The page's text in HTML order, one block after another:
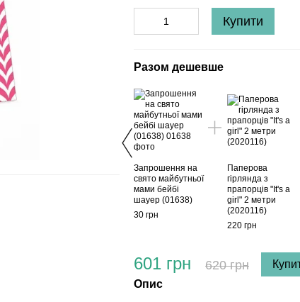
Купити
Разом дешевше
Запрошення на
свято майбутньої
мами бейбі
шауер (01638)
30 грн
Паперова
гірлянда з
прапорців "It's a
girl" 2 метри
(2020116)
220 грн
601 грн 620 грн
Опис